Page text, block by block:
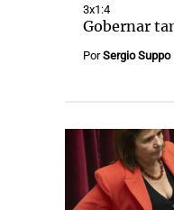
3x1:4
Gobernar
PorSergio Suppo